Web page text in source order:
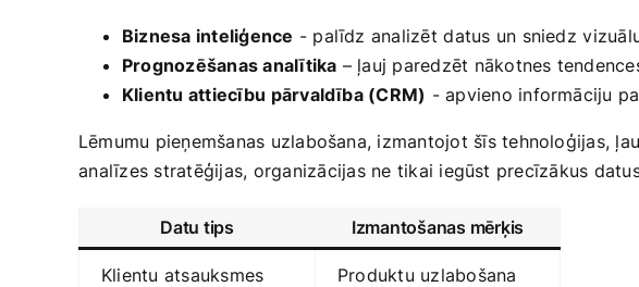
Biznesa inteliģence -‍ palīdz ‌analizēt⁤ datus un sniedz⁤
Prognozēšanas analītika – ļauj paredzēt nākotnes
Klientu ​attiecību ⁣pārvaldība (CRM) -‍ apvieno informāciju
Lēmumu​ pieņemšanas uzlabošana,‍ izmantojot šīs tehnoloģijas,
⁣analīzes stratēģijas, ⁣organizācijas ne tikai iegūst precīzākus
Datu tips Izmantošanas⁤ mērķis
Klientu atsauksmes Produktu uzlabošana